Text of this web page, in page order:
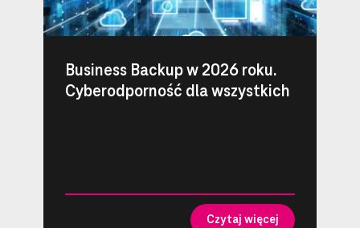
Business Backup w 2026 roku.
Cyberodporność dla wszystkich
Czytaj więcej